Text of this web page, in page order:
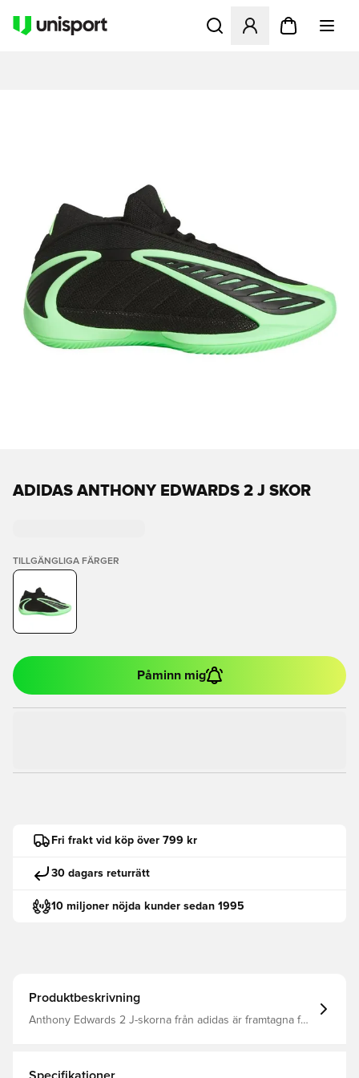
Öppnar en Modal för att
ADIDAS ANTHONY EDWARDS 2 J SKOR
TILLGÄNGLIGA FÄRGER
Påminn mig
Fri frakt vid köp över 799 kr
30 dagars returrätt
10 miljoner nöjda kunder sedan 1995
Produktbeskrivning
Anthony Edwards 2 J-skorna från adidas är framtagna för
tekniken ger responsiv dämpning och långvarig komfort